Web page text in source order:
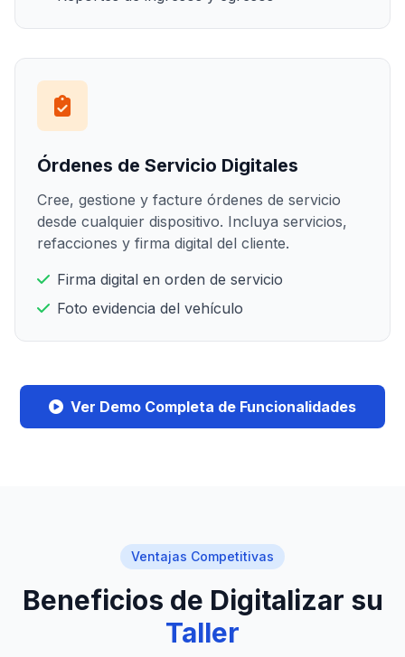
Órdenes de Servicio Digitales
Cree, gestione y facture órdenes de servicio
desde cualquier dispositivo. Incluya servicios,
refacciones y firma digital del cliente.
Firma digital en orden de servicio
Foto evidencia del vehículo
Ver Demo Completa de Funcionalidades
Ventajas Competitivas
Beneficios de Digitalizar su
Taller